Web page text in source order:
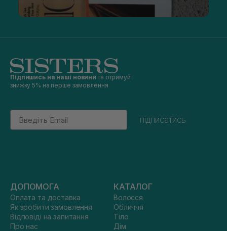
Підпишись на наші новини та отримуй
знижку 5% на перше замовлення
Email
підписатись
ДОПОМОГА
Оплата та доставка
Як зробити замовлення
Відповіді на запитання
Про нас
КАТАЛОГ
Волосся
Обличчя
Тіло
Дім